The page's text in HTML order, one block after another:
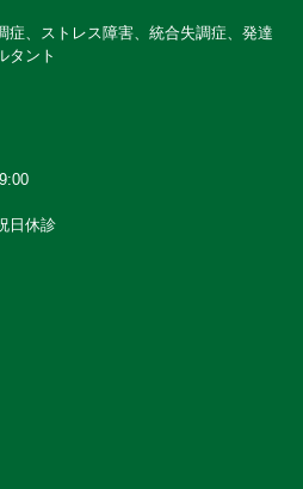
症、ストレス障害、統合失調症、発達
タント
日休診